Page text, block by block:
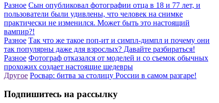
Разное Сын опубликовал фотографии отца в 18 и 77 лет, и
пользователи были удивлены, что человек на снимке
практически не изменился. Может быть это настоящий
вампир?!
Разное Так что же такое поп-ит и симпл-димпл и почему они
так популярны даже для взрослых? Давайте разбираться!
Разное Фотограф отказался от моделей и со съемок обычных
прохожих создает настоящие шедевры
Другое Росвар: битва за столицу России в самом разгаре!
Подпишитесь на рассылку